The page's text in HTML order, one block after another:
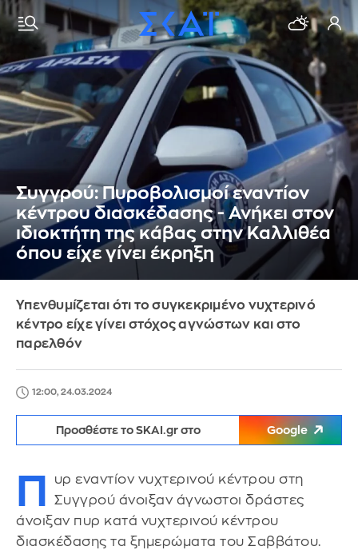
Συγγρού: Πυροβολισμοί εναντίον
κέντρου διασκέδασης - Ανήκει στον
ιδιοκτήτη της κάβας στην Καλλιθέα
όπου είχε γίνει έκρηξη
Υπενθυμίζεται ότι το συγκεκριμένο νυχτερινό
κέντρο είχε γίνει στόχος αγνώστων και στο
παρελθόν
12:00, 24.03.2024
Προσθέστε το SKAI.gr στο Google
Π
υρ εναντίον νυχτερινού κέντρου στη
Συγγρού άνοιξαν άγνωστοι δράστες
άνοιξαν πυρ κατά νυχτερινού κέντρου
διασκέδασης τα ξημερώματα του Σαββάτου.